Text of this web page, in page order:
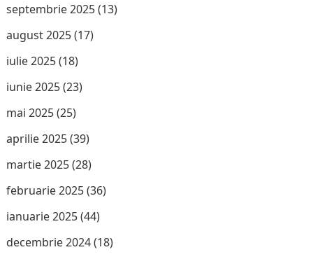
septembrie 2025(13)
august 2025(17)
iulie 2025(18)
iunie 2025(23)
mai 2025(25)
aprilie 2025(39)
martie 2025(28)
februarie 2025(36)
ianuarie 2025(44)
decembrie 2024(18)